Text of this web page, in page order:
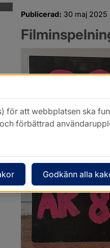
Publicerad: 30 maj 2025
för att webbplatsen ska
förbättrad
Godkänn alla